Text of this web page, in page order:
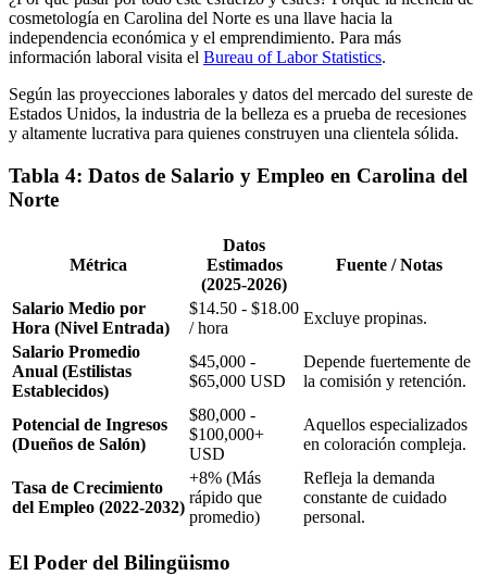
cosmetología en Carolina del Norte es una llave hacia la
independencia económica y el emprendimiento. Para más
información laboral visita el Bureau of Labor Statistics.
Según las proyecciones laborales y datos del mercado del sureste de
Estados Unidos, la industria de la belleza es a prueba de recesiones
y altamente lucrativa para quienes construyen una clientela sólida.
Tabla 4: Datos de Salario y Empleo en Carolina del
Norte
Métrica
Datos
Estimados
(2025-2026)
Fuente / Notas
Salario Medio por
Hora (Nivel Entrada)
$14.50 - $18.00
/ hora
Excluye propinas.
Salario Promedio
Anual (Estilistas
Establecidos)
$45,000 -
$65,000 USD
Depende fuertemente de
la comisión y retención.
Potencial de Ingresos
(Dueños de Salón)
$80,000 -
$100,000+
USD
Aquellos especializados
en coloración compleja.
Tasa de Crecimiento
del Empleo (2022-2032)
+8% (Más
rápido que
promedio)
Refleja la demanda
constante de cuidado
personal.
El Poder del Bilingüismo